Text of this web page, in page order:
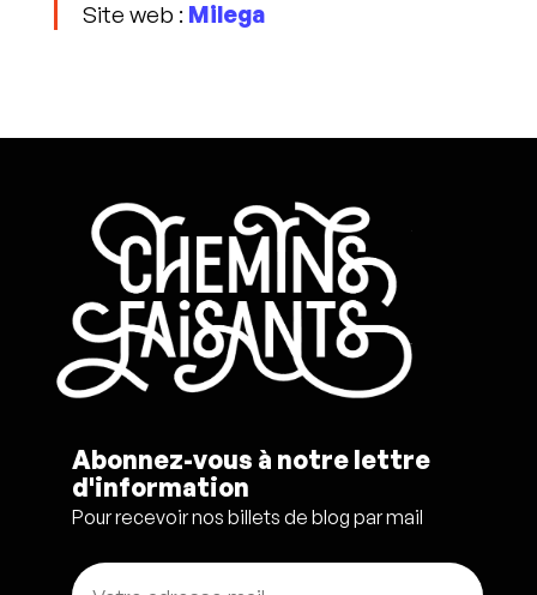
Site web : Milega
Abonnez-vous à notre lettre
d'information
Pour recevoir nos billets de blog par mail